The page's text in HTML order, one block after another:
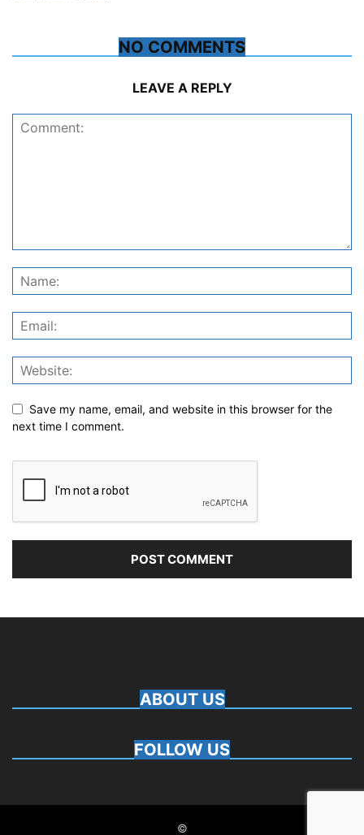
NO COMMENTS
LEAVE A REPLY
Save my name, email, and website in this browser for the
next time I comment.
ABOUT US
FOLLOW US
©